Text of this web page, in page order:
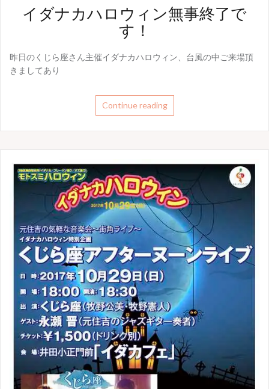
イダナカハロウィン無事終了で
す！
昨日のくじら座さん主催イダナカハロウィン、台風の中ご来場頂
きましてあり
Continue reading